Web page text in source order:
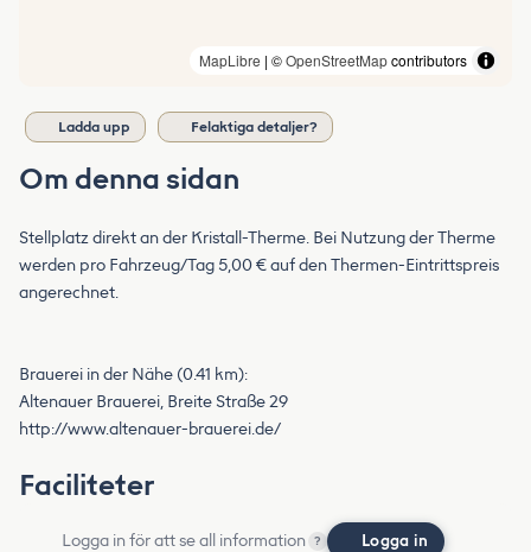
MapLibre | ©OpenStreetMapcontributors
Ladda upp Felaktiga detaljer?
Om denna sidan
Stellplatz direkt an der Kristall-Therme. Bei Nutzung der Therme
werden pro Fahrzeug/Tag 5,00 € auf den Thermen-Eintrittspreis
angerechnet.
Brauerei in der Nähe (0.41 km):
Altenauer Brauerei, Breite Straße 29
http://www.altenauer-brauerei.de/
Faciliteter
Logga in för att se all information ? Logga in